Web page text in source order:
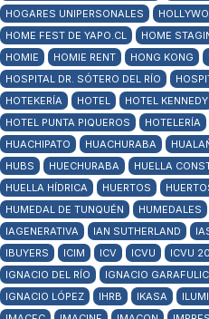
HOGARES UNIPERSONALES
HOME FEST DE YAPO.CL
HOME
HOMIE
HOMIE RENT HONG KONG
HOSPITAL DR. SÓTERO DEL RÍO
HOTEKERÍA
HOTEL HOTEL KENNEDY
HOTEL PUNTA PIQUEROS
HOTELERÍA
HUACHIPATO
HUACHURABA
HUBS
HUECHURABA HUELLA
HUELLA HÍDRICA
HUERTOS
HUMEDAL DE TUNQUÉN
HUMEDALES
IAGENERATIVA
IAN SUTHERLAND
IBUYERS
ICIM ICV ICVU ICVU
IGNACIO DEL RÍO
IGNACIO
IGNACIO LÓPEZ
IHRB IKASA